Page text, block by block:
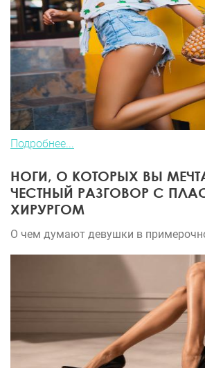
Подробнее...
НОГИ, О КОТОРЫХ ВЫ
ЧЕСТНЫЙ РАЗГОВОР С
ХИРУРГОМ
О чем думают девушки в